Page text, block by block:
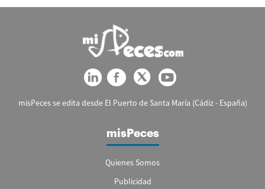
misPeces se edita desde El Puerto de Santa María (Cádiz - España)
misPeces
Quienes Somos
Publicidad